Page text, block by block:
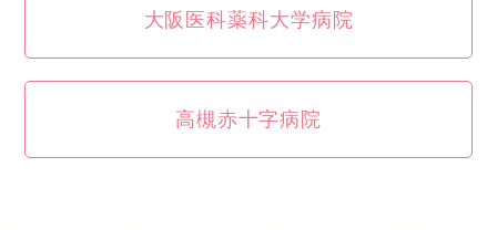
大阪医科薬科大学病院
高槻赤十字病院